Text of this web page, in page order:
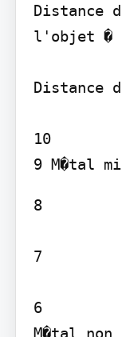
Distance
l'objet �
Distance
10
9 M�tal
8
7
6
M�tal